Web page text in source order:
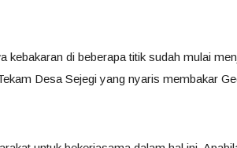
kebakaran di beberapa titik sudah mulai
Desa Sejegi yang nyaris membakar